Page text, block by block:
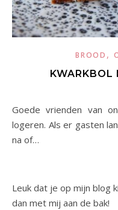
BROOD ,
KWARKBOL
Goede vrienden van ons kwamen onlangs een nachtje
logeren. Als er gasten
na of…
Leuk dat je op mijn blog
dan met mij aan de bak!